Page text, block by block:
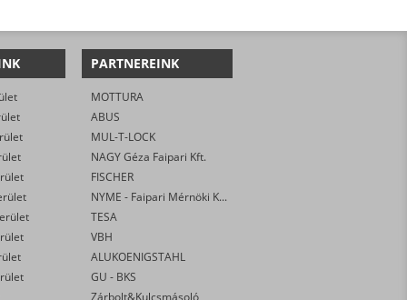
PARTNEREINK
MOTTURA
ABUS
MUL-T-LOCK
NAGY Géza Faipari Kft.
FISCHER
NYME - Faipari Mérnöki Kar
TESA
VBH
ALUKOENIGSTAHL
GU - BKS